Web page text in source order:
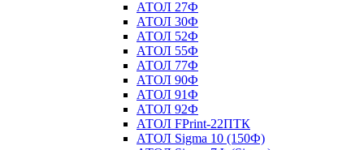
АТОЛ 27Ф
АТОЛ 30Ф
АТОЛ 52Ф
АТОЛ 55Ф
АТОЛ 77Ф
АТОЛ 90Ф
АТОЛ 91Ф
АТОЛ 92Ф
АТОЛ FPrint-22ПТК
АТОЛ Sigma 10 (150Ф)